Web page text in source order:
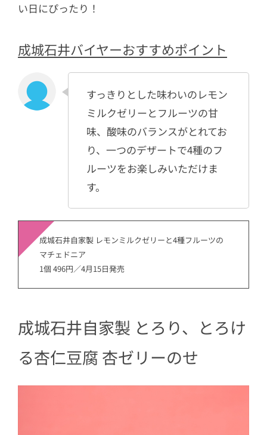
い日にぴったり！
成城石井バイヤーおすすめポイント
すっきりとした味わいのレモン
ミルクゼリーとフルーツの甘
味、酸味のバランスがとれてお
り、一つのデザートで4種のフ
ルーツをお楽しみいただけま
す。
成城石井自家製 レモンミルクゼリーと4種フルーツの
マチェドニア
1個 496円／4月15日発売
成城石井自家製 とろり、とろけ
る杏仁豆腐 杏ゼリーのせ